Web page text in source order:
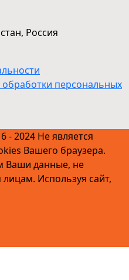
Россия
персональных
2024 Не является
Вашего браузера.
Ваши данные, не
Используя сайт,